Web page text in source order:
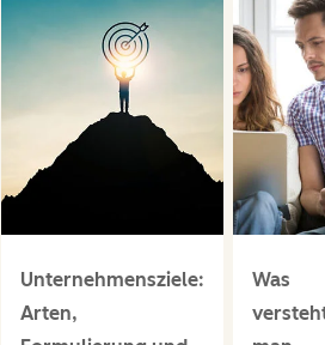
Unternehmensziele:
Arten,
Was